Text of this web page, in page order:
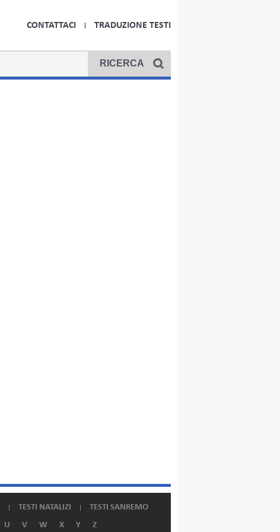
CONTATTACI TRADUZIONE TESTI
TESTI NATALIZI
TESTI SANREMO
U V W X Y Z